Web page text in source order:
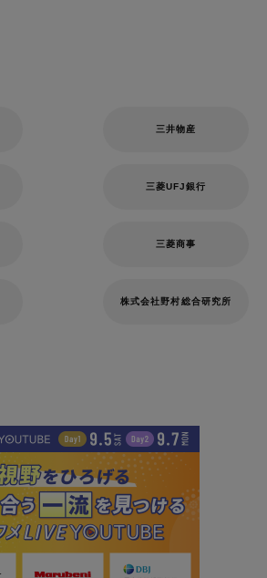
三井物産
三菱UFJ銀行
三菱商事
株式会社野村総合研究所